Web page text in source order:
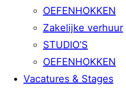
OEFENHOKKEN
Zakelijke verhuur
STUDIO’S
OEFENHOKKEN
Vacatures & Stages